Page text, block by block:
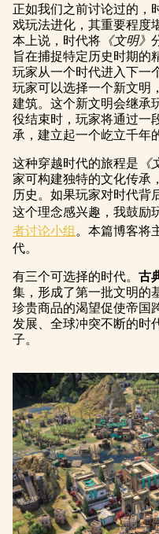
正如我们之前讨论过的，
戏玩法进化，其重要程度
本上说，时代将 《文明》
旨在捕捉特定历史时期的
玩家从一个时代进入下一
玩家可以选择一个新文明
建筑。这个新文明会继承
役结束时，玩家将通过一
承，建立起一个屹立千年
这种穿越时代的旅程是 《
家可构建独特的文化传承
历史。如果玩家对时代背
这个理念感兴趣，我鼓励
者讨论小组。本篇博客将
代。
有三个可选择的时代。 古
集，形成了第一批文明的
珍贵商品的渴望促使帝国
发展、全球冲突不断的时
子。